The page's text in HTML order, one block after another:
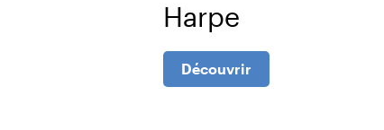
Harpe
Découvrir